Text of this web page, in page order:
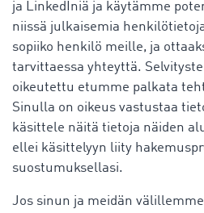
ja LinkedIniä ja käytämme
niissä julkaisemia
sopiiko henkilö meille, ja
tarvittaessa yhteyttä.
oikeutettu etumme palkata
Sinulla on oikeus vastustaa
käsittele näitä tietoja näiden
ellei käsittelyyn liity
suostumuksellasi.
Jos sinun ja meidän